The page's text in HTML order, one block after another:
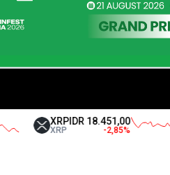
IDR 18.451,00
XRP -2,85